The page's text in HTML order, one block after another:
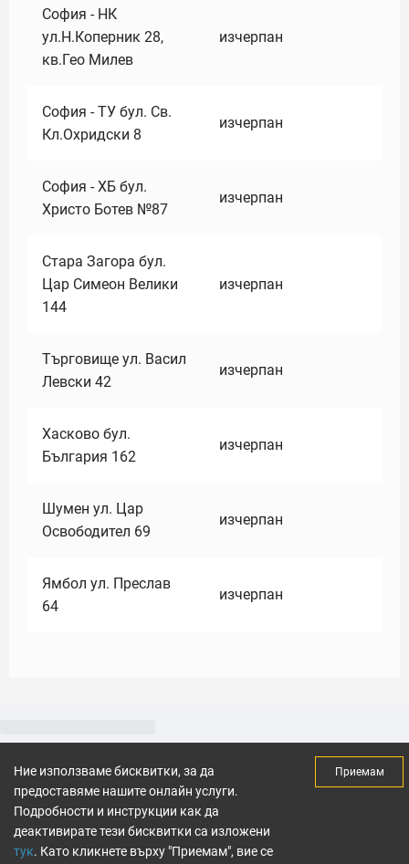
София - НК
ул.Н.Коперник 28,
кв.Гео Милев
изчерпан
София - ТУ бул. Св.
Кл.Охридски 8
изчерпан
София - ХБ бул.
Христо Ботев №87
изчерпан
Стара Загора бул.
Цар Симеон Велики
144
изчерпан
Търговище ул. Васил
Левски 42
изчерпан
Хасково бул.
България 162
изчерпан
Шумен ул. Цар
Освободител 69
изчерпан
Ямбол ул. Преслав
64
изчерпан
Ние използваме бисквитки, за да
предоставяме нашите онлайн услуги.
Подробности и инструкции как да
деактивирате тези бисквитки са изложени
тук. Като кликнете върху "Приемам", вие се
Приемам